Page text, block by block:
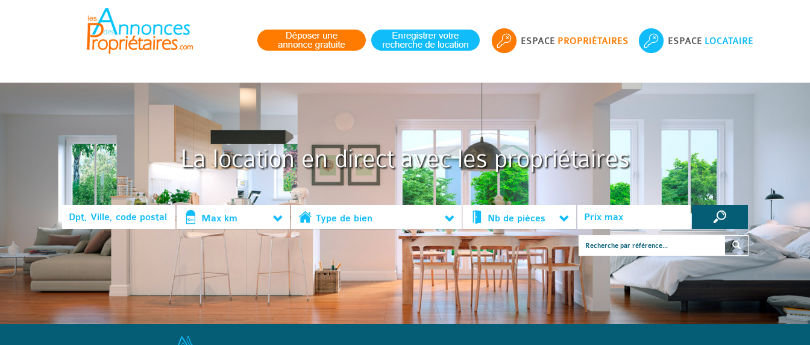
ESPACE PROPRIÉTAIRES ESPACE LOCATAIRE
La location en direct avec les propriétaires
Max km Type de bien Nb de pièces